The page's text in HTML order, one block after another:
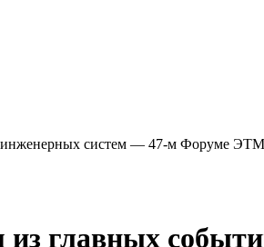
инженерных систем — 47-м Форуме ЭТМ
из главных